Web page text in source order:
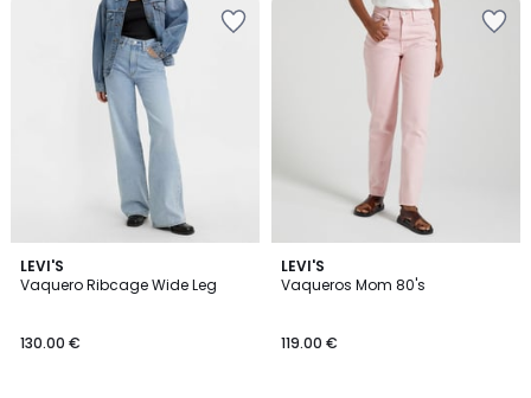
LEVI'S
Vaquero Ribcage Wide Leg
130.00 €
4,5
/ 5
LEVI'S
Vaqueros Mom 80's
119.00 €